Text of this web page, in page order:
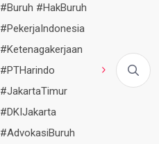
Menteri Nusron Apresiasi
#Buruh #HakBuruh
#PekerjaIndonesia
#Ketenagakerjaan
#PTHarindo
#JakartaTimur
#DKIJakarta
#AdvokasiBuruh
11
negara